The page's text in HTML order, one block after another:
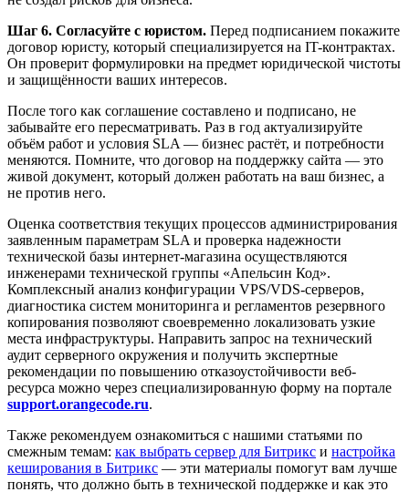
Шаг 6. Согласуйте с юристом. Перед подписанием покажите
договор юристу, который специализируется на IT-контрактах.
Он проверит формулировки на предмет юридической чистоты
и защищённости ваших интересов.
После того как соглашение составлено и подписано, не
забывайте его пересматривать. Раз в год актуализируйте
объём работ и условия SLA — бизнес растёт, и потребности
меняются. Помните, что договор на поддержку сайта — это
живой документ, который должен работать на ваш бизнес, а
не против него.
Оценка соответствия текущих процессов администрирования
заявленным параметрам SLA и проверка надежности
технической базы интернет-магазина осуществляются
инженерами технической группы «Апельсин Код».
Комплексный анализ конфигурации VPS/VDS-серверов,
диагностика систем мониторинга и регламентов резервного
копирования позволяют своевременно локализовать узкие
места инфраструктуры. Направить запрос на технический
аудит серверного окружения и получить экспертные
рекомендации по повышению отказоустойчивости веб-
ресурса можно через специализированную форму на портале
support.orangecode.ru.
Также рекомендуем ознакомиться с нашими статьями по
смежным темам: как выбрать сервер для Битрикс и настройка
кеширования в Битрикс — эти материалы помогут вам лучше
понять, что должно быть в технической поддержке и как это